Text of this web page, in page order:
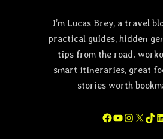
I’m Lucas Brey, a travel
practical guides, hidden
tips from the road.
smart itineraries, great
stories worth
Facebook YouTube Instagram X TikTok LinkedIn